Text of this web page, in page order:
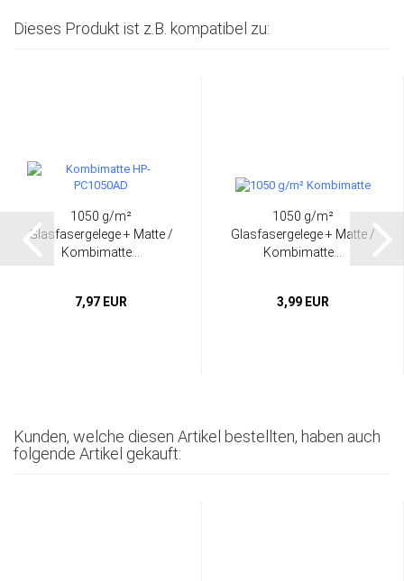
Dieses Produkt ist z.B. kompatibel zu:
1050 g/m²
Glasfasergelege + Matte /
Kombimatte...
7,97 EUR
1050 g/m²
Glasfasergelege + Matte /
Kombimatte...
3,99 EUR
Kunden, welche diesen Artikel bestellten, haben auch
folgende Artikel gekauft: